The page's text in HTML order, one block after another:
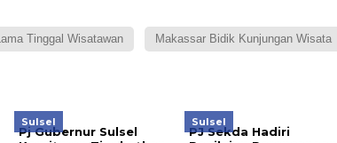
Lama Tinggal Wisatawan Makassar Bidik Kunjungan Wisata
Sulsel
Pj Gubernur Sulsel
Sulsel
PJ Sekda Hadiri